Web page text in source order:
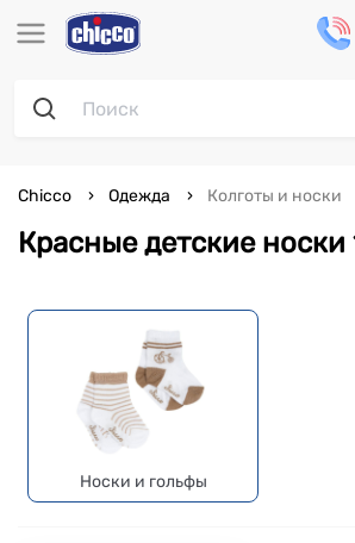
Красные детские
Chicco Одежда Колготы и носки
Носки и гольфы